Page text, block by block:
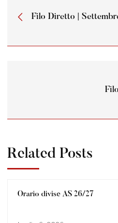
Filo Diretto |
Related Posts
Orario divise AS 26/27